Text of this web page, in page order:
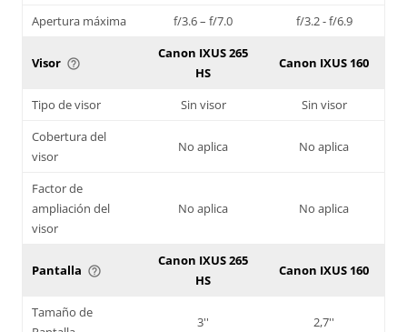
Apertura máxima
f/3.6 – f/7.0 f/3.2 - f/6.9
Visor help_outline
Canon IXUS 265
HS
Canon IXUS 160
Tipo de visor Sin visor
Sin visor
Cobertura del
visor
No aplica No aplica
Factor de
ampliación del
visor
No aplica No aplica
Pantalla help_outline
Canon IXUS 265
HS
Canon IXUS 160
Tamaño de
3'' 2,7''